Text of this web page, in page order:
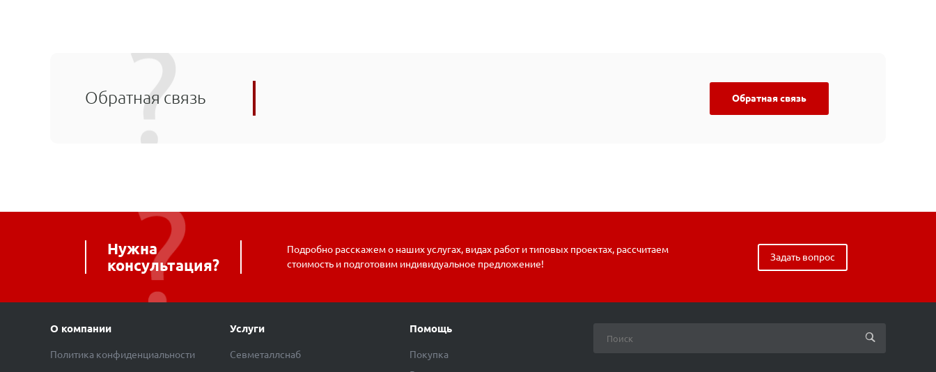
Обратная связь Обратная связь
Нужна
консультация?
Подробно расскажем о наших услугах, видах работ и типовых проектах, рассчитаем
стоимость и подготовим индивидуальное предложение!
Задать вопрос
О компании
Политика конфиденциальности
Услуги
Севметаллснаб
Помощь
Покупка